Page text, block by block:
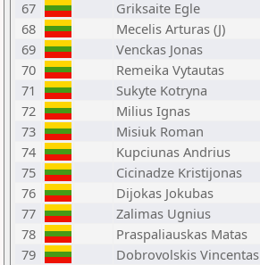
67 Griksaite Egle
68
Mecelis Arturas (J)
69
Venckas Jonas
70
Remeika Vytautas
71
Sukyte Kotryna
72
Milius Ignas
73
Misiuk Roman
74
Kupciunas Andrius
75
Cicinadze Kristijonas
76
Dijokas Jokubas
77
Zalimas Ugnius
78
Praspaliauskas Matas
79
Dobrovolskis Vincentas